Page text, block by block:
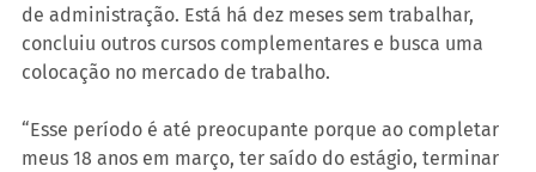
de administração. Está há dez meses sem trabalhar,
concluiu outros cursos complementares e busca uma
colocação no mercado de trabalho.
“Esse período é até preocupante porque ao completar
meus 18 anos em março, ter saído do estágio, terminar